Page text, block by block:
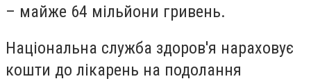
– майже 64 мільйони гривень.
Національна служба здоров'я нараховує
кошти до лікарень на подолання